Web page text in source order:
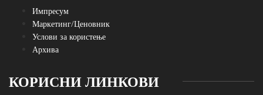
Импресум
Маркетинг/Ценовник
Услови за користење
Архива
КОРИСНИ ЛИНКОВИ